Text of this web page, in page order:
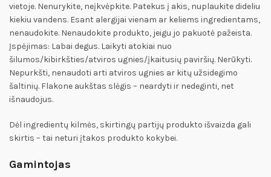
vietoje. Nenurykite, neįkvėpkite. Patekus į akis, nuplaukite dideliu
kiekiu vandens. Esant alergijai vienam ar keliems ingredientams,
nenaudokite. Nenaudokite produkto, jeigu jo pakuotė pažeista.
Įspėjimas: Labai degus. Laikyti atokiai nuo
šilumos/kibirkšties/atviros ugnies/įkaitusių paviršių. Nerūkyti.
Nepurkšti, nenaudoti arti atviros ugnies ar kitų užsidegimo
šaltinių. Flakone aukštas slėgis – neardyti ir nedeginti, net
išnaudojus.
Dėl ingredientų kilmės, skirtingų partijų produkto išvaizda gali
skirtis – tai neturi įtakos produkto kokybei.
Gamintojas